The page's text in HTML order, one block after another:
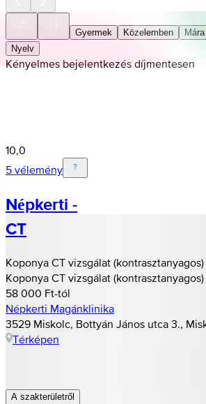
Gyermek Közelemben Mára
Nyelv
Kényelmes bejelentkezés díjmentesen
10,0
5 vélemény
Népkerti -
CT
Koponya CT vizsgálat (kontrasztanyagos)
Koponya CT vizsgálat (kontrasztanyagos)
58 000 Ft-tól
Népkerti Magánklinika
3529 Miskolc, Bottyán János utca 3.,
Térképen
A szakterületről